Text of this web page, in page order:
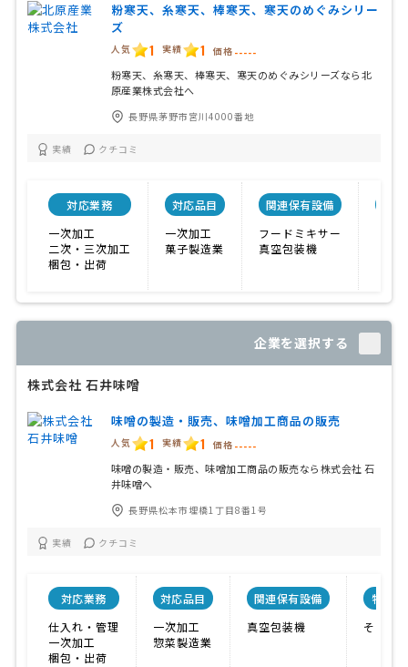
粉寒天、糸寒天、棒寒天、寒天のめぐみシリー
ズ
人気 1 実績 1 価格 -----
粉寒天、糸寒天、棒寒天、寒天のめぐみシリーズなら北
原産業株式会社へ
長野県茅野市宮川4000番地
実績 クチコミ
対応業務
一次加工
二次・三次加工
梱包・出荷
対応品目
一次加工
菓子製造業
関連保有設備
フードミキサー
真空包装機
企業を選択する
株式会社 石井味噌
味噌の製造・販売、味噌加工商品の販売
人気 1 実績 1 価格 -----
味噌の製造・販売、味噌加工商品の販売なら株式会社 石
井味噌へ
長野県松本市埋橋1丁目8番1号
実績 クチコミ
対応業務
仕入れ・管理
一次加工
梱包・出荷
対応品目
一次加工
惣菜製造業
関連保有設備
真空包装機
特色
その他